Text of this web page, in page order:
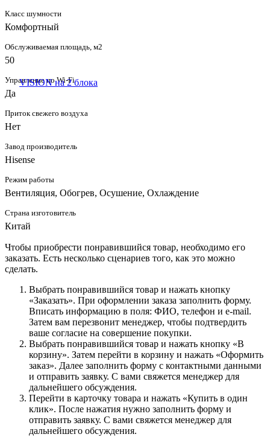
Класс шумности
Комфортный
Обслуживаемая площадь, м2
50
Управление по Wi-Fi
Да
Приток свежего воздуха
Нет
Завод производитель
Hisense
Режим работы
Вентиляция, Обогрев, Осушение, Охлаждение
Страна изготовитель
Китай
Чтобы приобрести понравившийся товар, необходимо его
заказать. Есть несколько сценариев того, как это можно
сделать.
Выбрать понравившийся товар и нажать кнопку
«Заказать». При оформлении заказа заполнить форму.
Вписать информацию в поля: ФИО, телефон и e-mail.
Затем вам перезвонит менеджер, чтобы подтвердить
ваше согласие на совершение покупки.
Выбрать понравившийся товар и нажать кнопку «В
корзину». Затем перейти в корзину и нажать «Оформить
заказ». Далее заполнить форму с контактными данными
и отправить заявку. С вами свяжется менеджер для
дальнейшего обсуждения.
Перейти в карточку товара и нажать «Купить в один
клик». После нажатия нужно заполнить форму и
отправить заявку. С вами свяжется менеджер для
дальнейшего обсуждения.